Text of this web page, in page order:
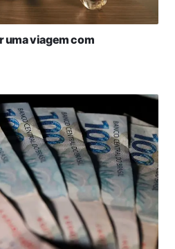
uma viagem com